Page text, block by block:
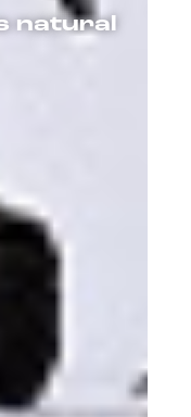
natural